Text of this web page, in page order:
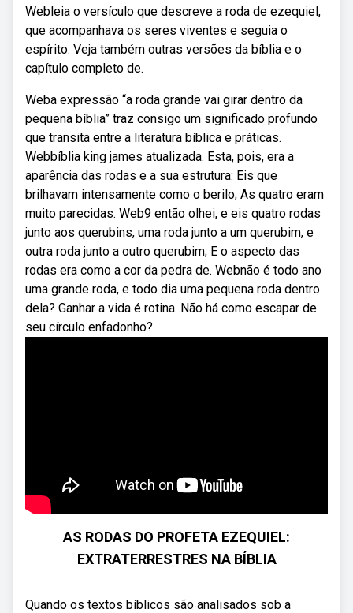
Webleia o versículo que descreve a roda de ezequiel,
que acompanhava os seres viventes e seguia o
espírito. Veja também outras versões da bíblia e o
capítulo completo de.
Weba expressão “a roda grande vai girar dentro da
pequena bíblia” traz consigo um significado profundo
que transita entre a literatura bíblica e práticas.
Webbíblia king james atualizada. Esta, pois, era a
aparência das rodas e a sua estrutura: Eis que
brilhavam intensamente como o berilo; As quatro eram
muito parecidas. Web9 então olhei, e eis quatro rodas
junto aos querubins, uma roda junto a um querubim, e
outra roda junto a outro querubim; E o aspecto das
rodas era como a cor da pedra de. Webnão é todo ano
uma grande roda, e todo dia uma pequena roda dentro
dela? Ganhar a vida é rotina. Não há como escapar de
seu círculo enfadonho?
AS RODAS DO PROFETA EZEQUIEL:
EXTRATERRESTRES NA BÍBLIA
Quando os textos bíblicos são analisados sob a